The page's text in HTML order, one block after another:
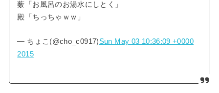
薮「お風呂のお湯水にしとく」
殿「ちっちゃｗｗ」
— ちょこ(@cho_c0917)Sun May 03 10:36:09 +0000
2015